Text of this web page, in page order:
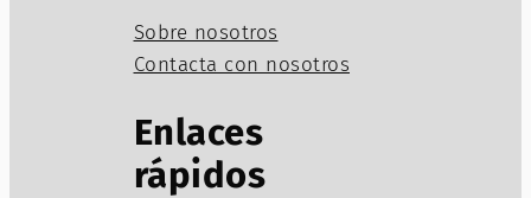
Sobre nosotros
Contacta con nosotros
Enlaces
rápidos